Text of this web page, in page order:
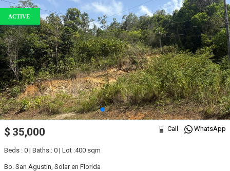
ACTIVE
Call WhatsApp
$ 35,000
Beds : 0 | Baths : 0 | Lot :400 sqm
Bo. San Agustin, Solar en Florida